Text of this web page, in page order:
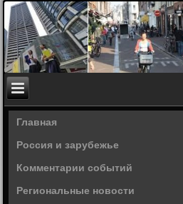
Главная
Россия и зарубежье
Комментарии событий
Региональные новости